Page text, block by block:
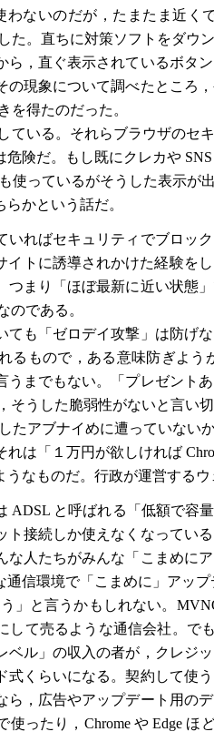
ないのだが，たまたま近く
た。直ちに対策ソフトをダ
ら，直ぐ表示されているボタ
の現象について調べたところ
を得たのだった。
ている。それらブラウザのセ
険だ。もし既にクレカや
使っているがそうした表示が
かという話だ。
ればセキュリティでブロッ
イトに誘導されかけた経験
まり「ほぼ最新に近い状態
のである。
も「ゼロデイ攻撃」は防げ
るもので，ある意味防ぎよ
までもない。「プレゼント
そうした脆弱性がないと言い
アブナイめに遭っていない
は「１万円が欲しければ
なものだ。行政が運営する
と呼ばれる「低額で容
ト接続しか使えなくなってい
な人たちがみんな「こまめに
信環境で「こまめに」アッ
」と言うかもしれない。
して売るような通信会社。
ベル」の収入の者が，クレジ
くらいになる。契約して使
ら，広告やアップデート用の
ったり，Chrome や Edge